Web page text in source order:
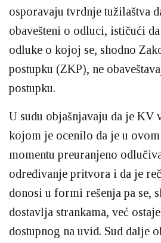
osporavaju tvrdnje tužilaštva
obavešteni o odluci, ističući
odluke o kojoj se, shodno
postupku (ZKP), ne
postupku.
U sudu objašnjavaju da je KV
kojom je ocenilo da je u
momentu preuranjeno
određivanje pritvora i da je
donosi u formi rešenja pa se,
dostavlja strankama, već
dostupnog na uvid. Sud dalje